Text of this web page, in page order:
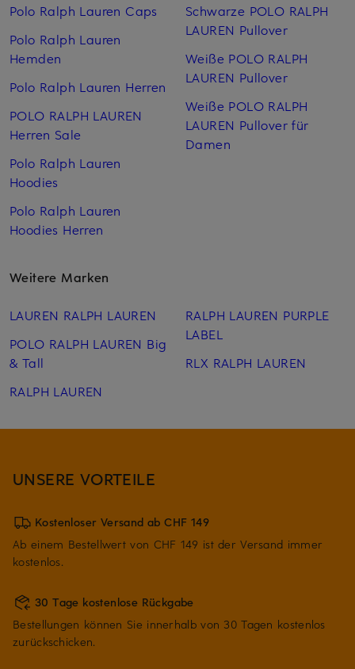
Polo Ralph Lauren Caps
Polo Ralph Lauren
Hemden
Polo Ralph Lauren Herren
POLO RALPH LAUREN
Herren Sale
Polo Ralph Lauren
Hoodies
Polo Ralph Lauren
Hoodies Herren
Schwarze POLO RALPH
LAUREN Pullover
Weiße POLO RALPH
LAUREN Pullover
Weiße POLO RALPH
LAUREN Pullover für
Damen
Weitere Marken
LAUREN RALPH LAUREN
POLO RALPH LAUREN Big
& Tall
RALPH LAUREN
RALPH LAUREN PURPLE
LABEL
RLX RALPH LAUREN
UNSERE VORTEILE
Kostenloser Versand ab CHF 149
Ab einem Bestellwert von CHF 149 ist der Versand immer
kostenlos.
30 Tage kostenlose Rückgabe
Bestellungen können Sie innerhalb von 30 Tagen kostenlos
zurückschicken.